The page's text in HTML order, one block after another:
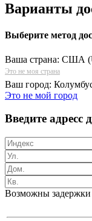
Варианты
Выберите метод
Ваша страна: США
Это не моя страна
Ваш город:
Это не мой город
Введите адресс
Возможны задержки